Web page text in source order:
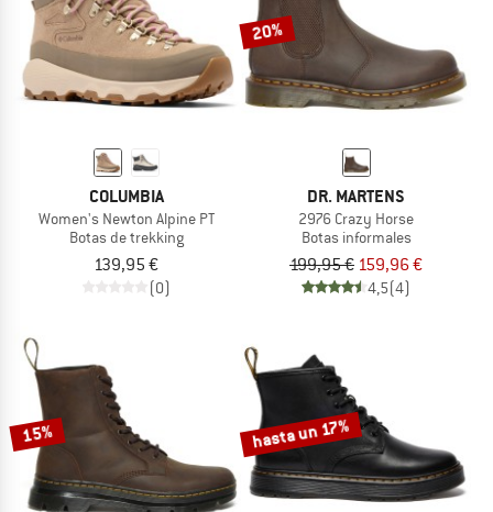
COLUMBIA
Women's Newton Alpine PT
Botas de trekking
139,95 €
(0)
20%
DR. MARTENS
2976 Crazy Horse
Botas informales
199,95 € 159,96 €
4,5(4)
15% hasta un 17%